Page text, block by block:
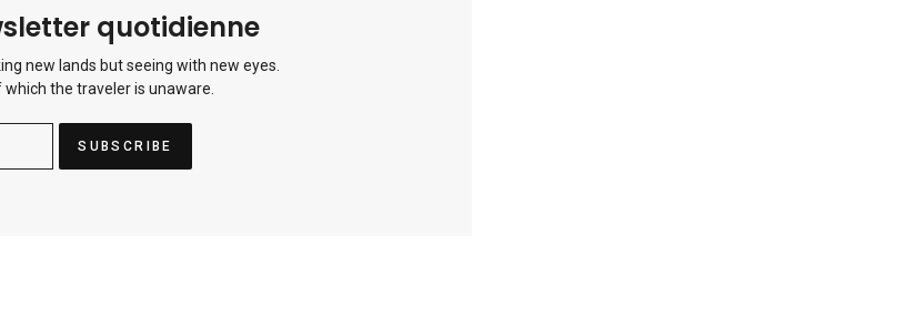
quotidienne
new lands but seeing with new eyes.
the traveler is unaware.